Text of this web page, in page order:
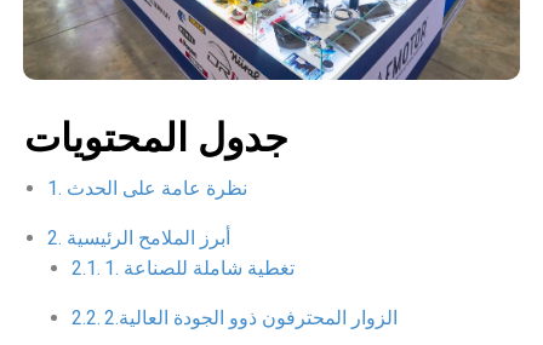
جدول المحتويات
نظرة عامة على الحدث
أبرز الملامح الرئيسية
1. تغطية شاملة للصناعة
2.الزوار المحترفون ذوو الجودة العالية